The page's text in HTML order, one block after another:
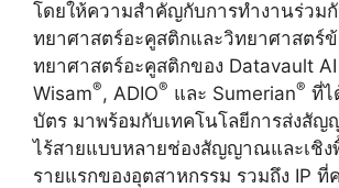
โดยให้ความสำคัญกับการทำงานร่วม
ทยาศาสตร์อะคูสติกและวิทยาศาสตร์
ทยาศาสตร์อะคูสติกของ Datavault
Wisam®, ADIO® และ Sumerian® ที่ไ
บัตร มาพร้อมกับเทคโนโลยีการส่งสัญ
ไร้สายแบบหลายช่องสัญญาณและเชิ
รายแรกของอุตสาหกรรม รวมถึง IP ที่